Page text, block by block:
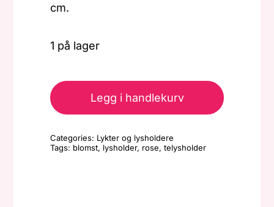
cm.
1 på lager
-
Roseblader
Legg i handlekurv
Categories: Lykter og lysholdere
Tags: blomst, lysholder, rose,telysholder